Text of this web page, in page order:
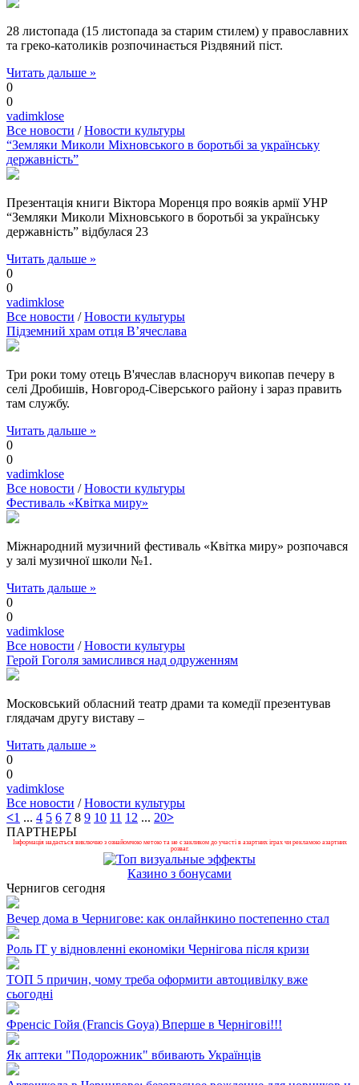
28 листопада (15 листопада за старим стилем) у православних
та греко-католиків розпочинається Різдвяний піст.
Читать дальше »
0
0
vadimklose
Все новости /Новости культуры
“Земляки Миколи Міхновського в боротьбі за українську
державність”
Презентація книги Віктора Моренця про вояків армії УНР
“Земляки Миколи Міхновського в боротьбі за українську
державність” відбулася 23
Читать дальше »
0
0
vadimklose
Все новости /Новости культуры
Підземний храм отця В’ячеслава
Три роки тому отець В'ячеслав власноруч викопав печеру в
селі Дробишів, Новгород-Сіверського району і зараз править
там службу.
Читать дальше »
0
0
vadimklose
Все новости /Новости культуры
Фестиваль «Квітка миру»
Міжнародний музичний фестиваль «Квітка миру» розпочався
у залі музичної школи №1.
Читать дальше »
0
0
vadimklose
Все новости /Новости культуры
Герой Гоголя замислився над одруженням
Московський обласний театр драми та комедії презентував
глядачам другу виставу –
Читать дальше »
0
0
vadimklose
Все новости /Новости культуры
<1 ... 4 5 6 7 8 9 10 11 12 ... 20>
ПАРТНЕРЫ
Інформація надається виключно з ознайомчою метою та не є закликом до участі в азартних іграх чи рекламою азартних
розваг.
Казино з бонусами
Чернигов сегодня
Вечер дома в Чернигове: как онлайнкино постепенно стал
Роль ІТ у відновленні економіки Чернігова після кризи
ТОП 5 причин, чому треба оформити автоцивілку вже
сьогодні
Френсіс Гойя (Francis Goya) Вперше в Чернігові!!!
Як аптеки "Подорожник" вбивають Українців